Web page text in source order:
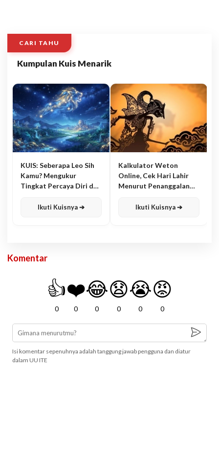
CARI TAHU
Kumpulan Kuis Menarik
KUIS: Seberapa Leo Sih
Kamu? Mengukur
Tingkat Percaya Diri dan
Ikuti Kuisnya ➔
Kalkulator Weton
Online, Cek Hari Lahir
Menurut Penanggalan
Ikuti Kuisnya ➔
Komentar
👍
0
❤️
0
😂
0
😧
0
😭
0
😡
0
Isi komentar sepenuhnya adalah tanggung jawab pengguna dan diatur
dalam UU ITE